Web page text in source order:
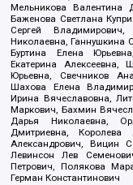
Мельникова Валентина
Баженова Светлана
Сергей
Николаевна, Ганнушкина
Буртина Елена
Екатерина Алексеевна,
Юрьевна, Свечников
Шахова Елена
Ирина Вячеславовна,
Маркович, Бахмин
Дарья Николаевна,
Дмитриевна, Королева
Александрович, Вицин
Левинсон Лев
Петрович, Полякова
Герман Константинович